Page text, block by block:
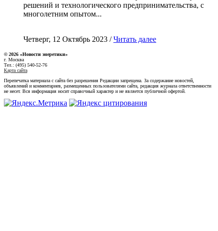
решений и технологического предпринимательства, с
многолетним опытом...
Четверг, 12 Октябрь 2023 /Читать далее
© 2026 «Новости энеретики»
г. Москва
Тел.: (495) 540-52-76
Карта сайта
Перепечатка материала с сайта без разрешения Редакции запрещена. За содержание новостей,
объявлений и комментариев, размещенных пользователями сайта, редакция журнала ответственности
не несет. Вся информация носит справочный характер и не является публичной офертой.